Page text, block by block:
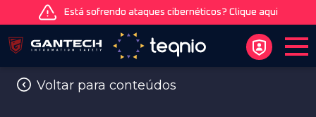
Está sofrendo ataques cibernéticos? Clique aqui
Voltar para conteúdos